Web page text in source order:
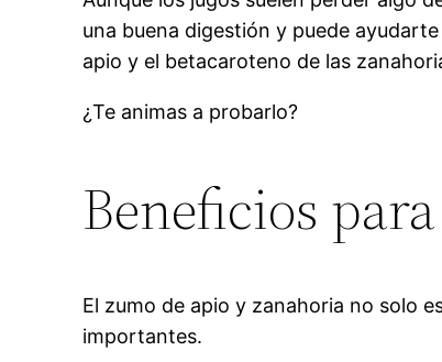
una buena digestión y puede
apio y el betacaroteno de las
¿Te animas a probarlo?
Beneficios
El zumo de apio y zanahoria no solo
importantes.